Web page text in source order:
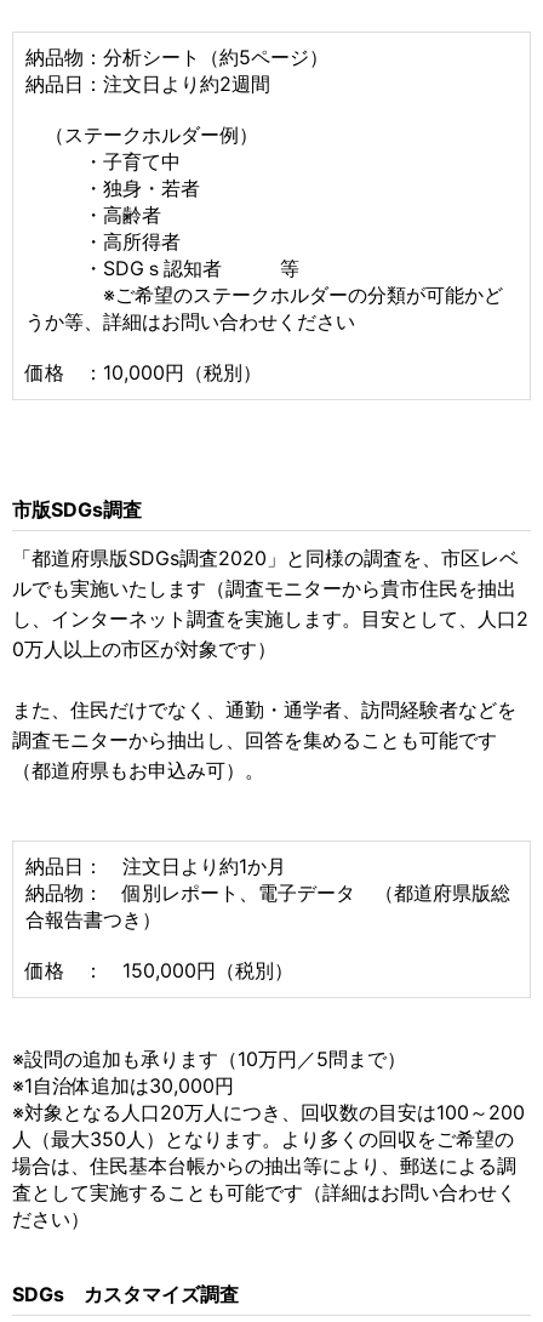
納品物：分析シート（約5ページ）
納品日：注文日より約2週間
（ステークホルダー例）
・子育て中
・独身・若者
・高齢者
・高所得者
・SDGｓ認知者 等
※ご希望のステークホルダーの分類が可能かど
うか等、詳細はお問い合わせください
価格 ：10,000円（税別）
市版SDGs調査
「都道府県版SDGs調査2020」と同様の調査を、市区レベ
ルでも実施いたします（調査モニターから貴市住民を抽出
し、インターネット調査を実施します。目安として、人口2
0万人以上の市区が対象です）
また、住民だけでなく、通勤・通学者、訪問経験者などを
調査モニターから抽出し、回答を集めることも可能です
（都道府県もお申込み可）。
納品日： 注文日より約1か月
納品物： 個別レポート、電子データ （都道府県版総
合報告書つき）
価格 ： 150,000円（税別）
※設問の追加も承ります（10万円／5問まで）
※1自治体追加は30,000円
※対象となる人口20万人につき、回収数の目安は100～200
人（最大350人）となります。より多くの回収をご希望の
場合は、住民基本台帳からの抽出等により、郵送による調
査として実施することも可能です（詳細はお問い合わせく
ださい）
SDGs カスタマイズ調査